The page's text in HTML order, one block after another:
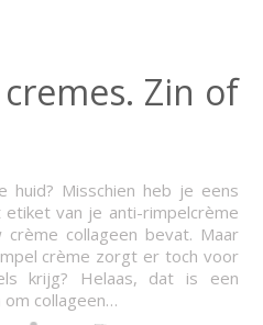
Zin of
huid? Misschien heb je eens
van je anti-rimpelcrème
collageen bevat. Maar
crème zorgt er toch voor
krijg? Helaas, dat is een
collageen…